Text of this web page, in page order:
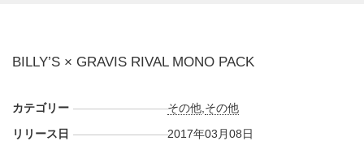
BILLY’S × GRAVIS RIVAL MONO PACK
カテゴリー その他 その他
リリース日
2017年03月08日